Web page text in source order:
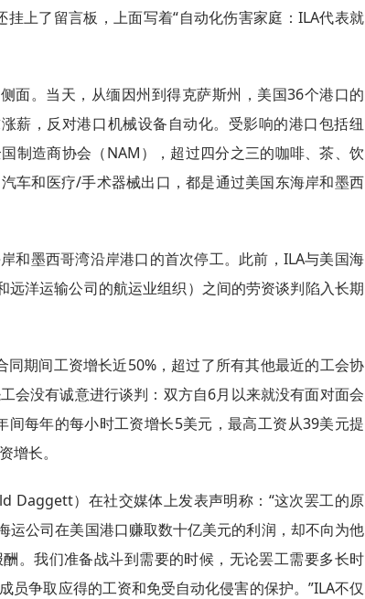
上了留言板，上面写着“自动化伤害家庭：ILA代表就
面。当天，从缅因州到得克萨斯州，美国36个港口的
薪，反对港口机械设备自动化。受影响的港口包括纽
制造商协会（NAM），超过四分之三的咖啡、茶、饮
车和医疗/手术器械出口，都是通过美国东海岸和墨西
和墨西哥湾沿岸港口的首次停工。此前，ILA与美国海
远洋运输公司的航运业组织）之间的劳资谈判陷入长期
同期间工资增长近50%，超过了所有其他最近的工会协
会没有诚意进行谈判：双方自6月以来就没有面对面会
间每年的每小时工资增长5美元，最高工资从39美元提
增长。
Daggett）在社交媒体上发表声明称：“这次罢工的原
运公司在美国港口赚取数十亿美元的利润，却不向为他
。我们准备战斗到需要的时候，无论罢工需要多长时
员争取应得的工资和免受自动化侵害的保护。”ILA不仅